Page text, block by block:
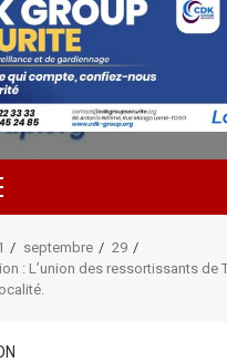
Primary
Menu
septembre
29
: L’union des ressortissants de